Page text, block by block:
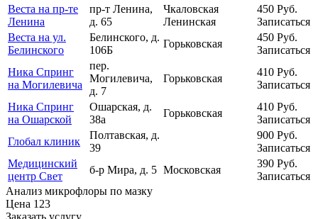
Веста на пр-те
Ленина
пр-т Ленина,
д. 65
Чкаловская
Ленинская
450 Руб.
Записаться
Веста на ул.
Белинского
Белинского, д.
106Б
Горьковская
450 Руб.
Записаться
Ника Спринг
на Могилевича
пер.
Могилевича,
д. 7
Горьковская
410 Руб.
Записаться
Ника Спринг
на Ошарской
Ошарская, д.
38а
Горьковская
410 Руб.
Записаться
Глобал клиник
Полтавская, д.
39
900 Руб.
Записаться
Медицинский
центр Свет
б-р Мира, д. 5 Московская
390 Руб.
Записаться
Анализ микрофлоры по мазку
Цена 123